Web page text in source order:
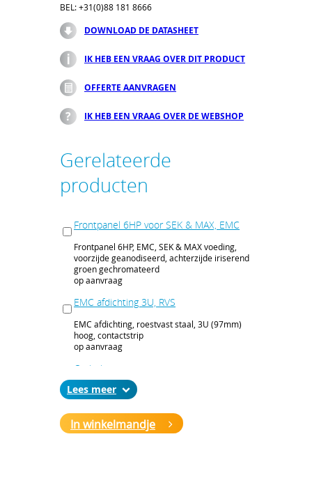
BEL: +31(0)88 181 8666
DOWNLOAD DE DATASHEET
IK HEB EEN VRAAG OVER DIT PRODUCT
OFFERTE AANVRAGEN
IK HEB EEN VRAAG OVER DE WEBSHOP
Gerelateerde
producten
Frontpanel 6HP voor SEK & MAX, EMC
Frontpanel 6HP, EMC, SEK & MAX voeding,
voorzijde geanodiseerd, achterzijde iriserend
groen gechromateerd
op aanvraag
EMC afdichting 3U, RVS
EMC afdichting, roestvast staal, 3U (97mm)
hoog, contactstrip
op aanvraag
Codering connector
Codering connector voor 19-inch voedingen
op aanvraag
Connector H15F
Lees
In winkelmandje